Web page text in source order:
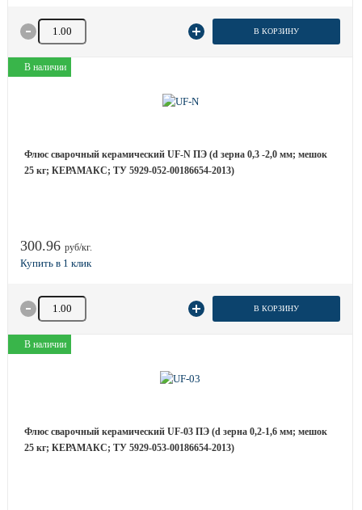
Количество товара В КОРЗИНУ
В наличии
Флюс сварочный керамический UF-N ПЭ (d зерна 0,3 -2,0 мм; мешок
25 кг; КЕРАМАКС; ТУ 5929-052-00186654-2013)
300.96 руб/кг.
Количество товара В КОРЗИНУ
В наличии
Флюс сварочный керамический UF-03 ПЭ (d зерна 0,2-1,6 мм; мешок
25 кг; КЕРАМАКС; ТУ 5929-053-00186654-2013)